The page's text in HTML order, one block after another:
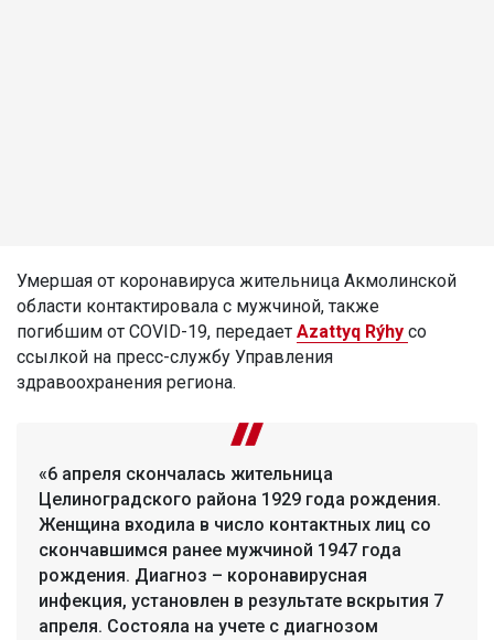
Умершая от коронавируса жительница Акмолинской
области контактировала с мужчиной, также
погибшим от COVID-19, передает Azattyq Rýhy со
ссылкой на пресс-службу Управления
здравоохранения региона.
«6 апреля скончалась жительница
Целиноградского района 1929 года рождения.
Женщина входила в число контактных лиц со
скончавшимся ранее мужчиной 1947 года
рождения. Диагноз – коронавирусная
инфекция, установлен в результате вскрытия 7
апреля. Состояла на учете с диагнозом